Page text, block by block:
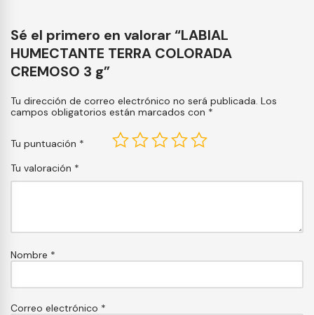
Sé el primero en valorar “LABIAL
HUMECTANTE TERRA COLORADA
CREMOSO 3 g”
Tu dirección de correo electrónico no será publicada. Los
campos obligatorios están marcados con *
Tu puntuación *
Tu valoración *
Nombre *
Correo electrónico *